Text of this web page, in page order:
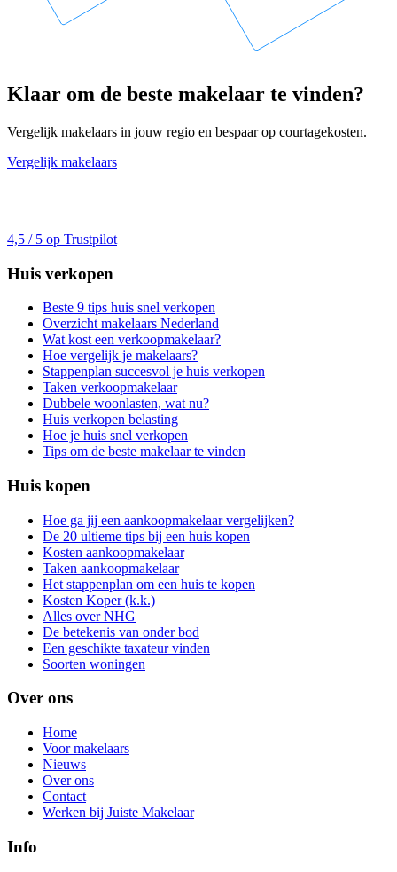
Klaar om de beste makelaar te vinden?
Vergelijk makelaars in jouw regio en bespaar op courtagekosten.
Vergelijk makelaars
4,5 / 5 op Trustpilot
Huis verkopen
Beste 9 tips huis snel verkopen
Overzicht makelaars Nederland
Wat kost een verkoopmakelaar?
Hoe vergelijk je makelaars?
Stappenplan succesvol je huis verkopen
Taken verkoopmakelaar
Dubbele woonlasten, wat nu?
Huis verkopen belasting
Hoe je huis snel verkopen
Tips om de beste makelaar te vinden
Huis kopen
Hoe ga jij een aankoopmakelaar vergelijken?
De 20 ultieme tips bij een huis kopen
Kosten aankoopmakelaar
Taken aankoopmakelaar
Het stappenplan om een huis te kopen
Kosten Koper (k.k.)
Alles over NHG
De betekenis van onder bod
Een geschikte taxateur vinden
Soorten woningen
Over ons
Home
Voor makelaars
Nieuws
Over ons
Contact
Werken bij Juiste Makelaar
Info